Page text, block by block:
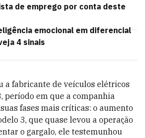
de emprego por conta deste
emocional em diferencial
4 sinais
a fabricante de veículos elétricos
período em que a companhia
fases mais críticas: o aumento
3, que quase levou a operação
o gargalo, ele testemunhou